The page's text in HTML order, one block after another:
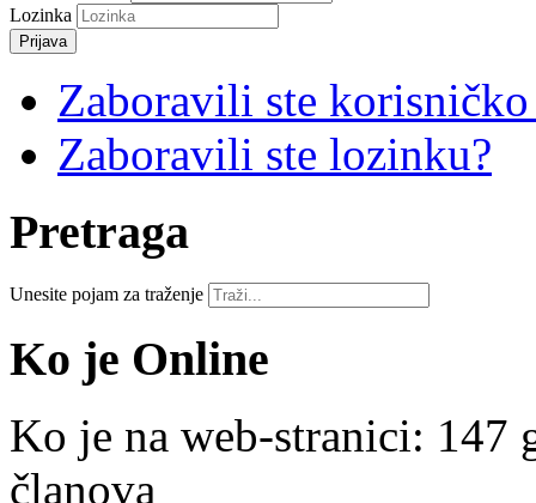
Lozinka
Prijava
Zaboravili ste korisničko
Zaboravili ste lozinku?
Pretraga
Unesite pojam za traženje
Ko je Online
Ko je na web-stranici:
članova